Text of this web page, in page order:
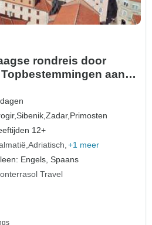
rondreis door
aan
Oude
Volop geschiedenis,
en prachtige
golven a…
Sibenik,Zadar,Primosten
12+
Adriatisch +1 meer
Engels, Spaans
Travel